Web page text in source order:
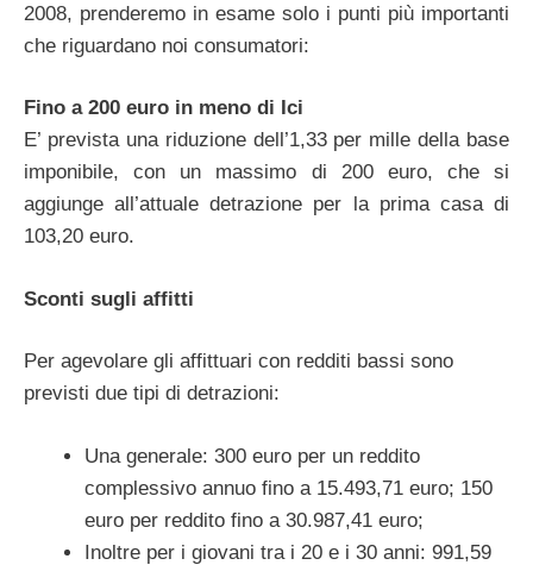
2008, prenderemo in esame solo i punti più importanti
che riguardano noi consumatori:
Fino a 200 euro in meno di Ici
E’ prevista una riduzione dell’1,33 per mille della base
imponibile, con un massimo di 200 euro, che si
aggiunge all’attuale detrazione per la prima casa di
103,20 euro.
Sconti sugli affitti
Per agevolare gli affittuari con redditi bassi sono
previsti due tipi di detrazioni:
Una generale: 300 euro per un reddito
complessivo annuo fino a 15.493,71 euro; 150
euro per reddito fino a 30.987,41 euro;
Inoltre per i giovani tra i 20 e i 30 anni: 991,59